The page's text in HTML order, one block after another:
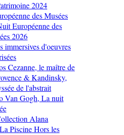
2024
des Musées
Européenne des
2026
immersives d'oeuvres
Cezanne, le maître de
& Kandinsky,
de l'abstrait
Van Gogh, La nuit
Alana
Piscine Hors les